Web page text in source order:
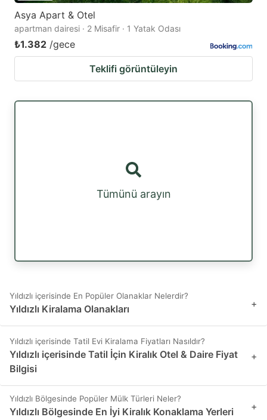
Asya Apart & Otel
apartman dairesi · 2 Misafir · 1 Yatak Odası
₺1.382 /gece
Teklifi görüntüleyin
Tümünü arayın
Yıldızlı içerisinde En Popüler Olanaklar Nelerdir?
Yıldızlı Kiralama Olanakları +
Yıldızlı içerisinde Tatil Evi Kiralama Fiyatları Nasıldır?
Yıldızlı içerisinde Tatil İçin Kiralık Otel & Daire Fiyat
Bilgisi
+
Yıldızlı Bölgesinde Popüler Mülk Türleri Neler?
Yıldızlı Bölgesinde En İyi Kiralık Konaklama Yerleri +